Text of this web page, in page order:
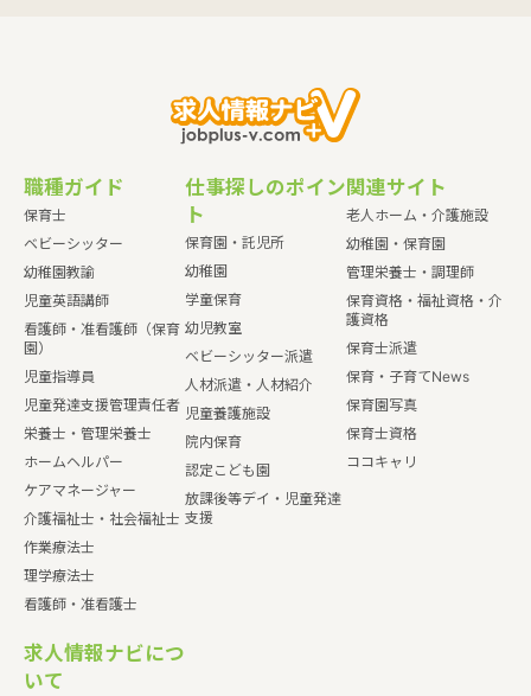
職種ガイド
保育士
ベビーシッター
幼稚園教諭
児童英語講師
看護師・准看護師（保育
園）
児童指導員
児童発達支援管理責任者
栄養士・管理栄養士
ホームヘルパー
ケアマネージャー
介護福祉士・社会福祉士
作業療法士
理学療法士
看護師・准看護士
仕事探しのポイン
ト
保育園・託児所
幼稚園
学童保育
幼児教室
ベビーシッター派遣
人材派遣・人材紹介
児童養護施設
院内保育
認定こども園
放課後等デイ・児童発達
支援
関連サイト
老人ホーム・介護施設
幼稚園・保育園
管理栄養士・調理師
保育資格・福祉資格・介
護資格
保育士派遣
保育・子育てNews
保育園写真
保育士資格
ココキャリ
求人情報ナビにつ
いて